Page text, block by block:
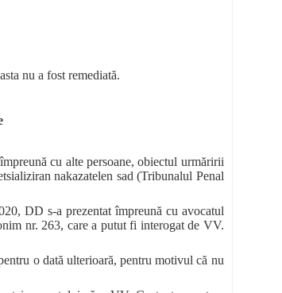
nu a fost remediată.
cu alte persoane, obiectul urmăririi
nakazatelen sad (Tribunalul Penal
DD s‑a prezentat împreună cu avocatul
nr. 263, care a putut fi interogat de VV.
o dată ulterioară, pentru motivul că nu